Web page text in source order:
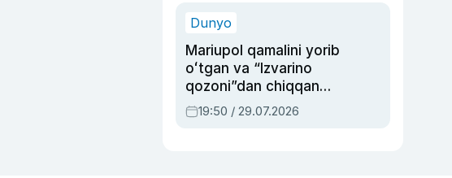
Dunyo
Mariupol qamalini yorib
oʻtgan va “Izvarino
qozoni”dan chiqqan
qahramon — Ukraina
armiyasi bosh
19:50 / 29.07.2026